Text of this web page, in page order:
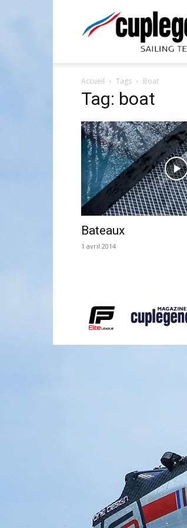
Cuplegend
Accueil Tags Boat
Tag: boat
Bateaux
1 avril 2014